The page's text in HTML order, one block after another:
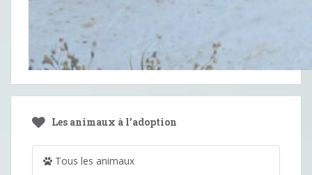
Les animaux à l’adoption
Tous les animaux